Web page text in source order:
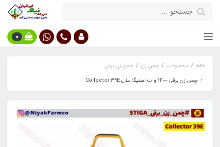
0
خانه محصولات چمن زن
چمن زن برقی
چمن زن برقی 1400 وات استیگا مدل Collector 39E